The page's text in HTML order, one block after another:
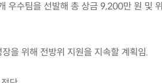
우수팀을 선발해 총 상금 9,200만 원 및
을 위해 전방위 지원을 지속할 계획임.